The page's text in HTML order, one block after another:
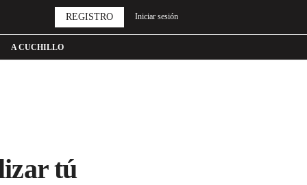
A CUCHILLO
REGISTRO Iniciar sesión
tú